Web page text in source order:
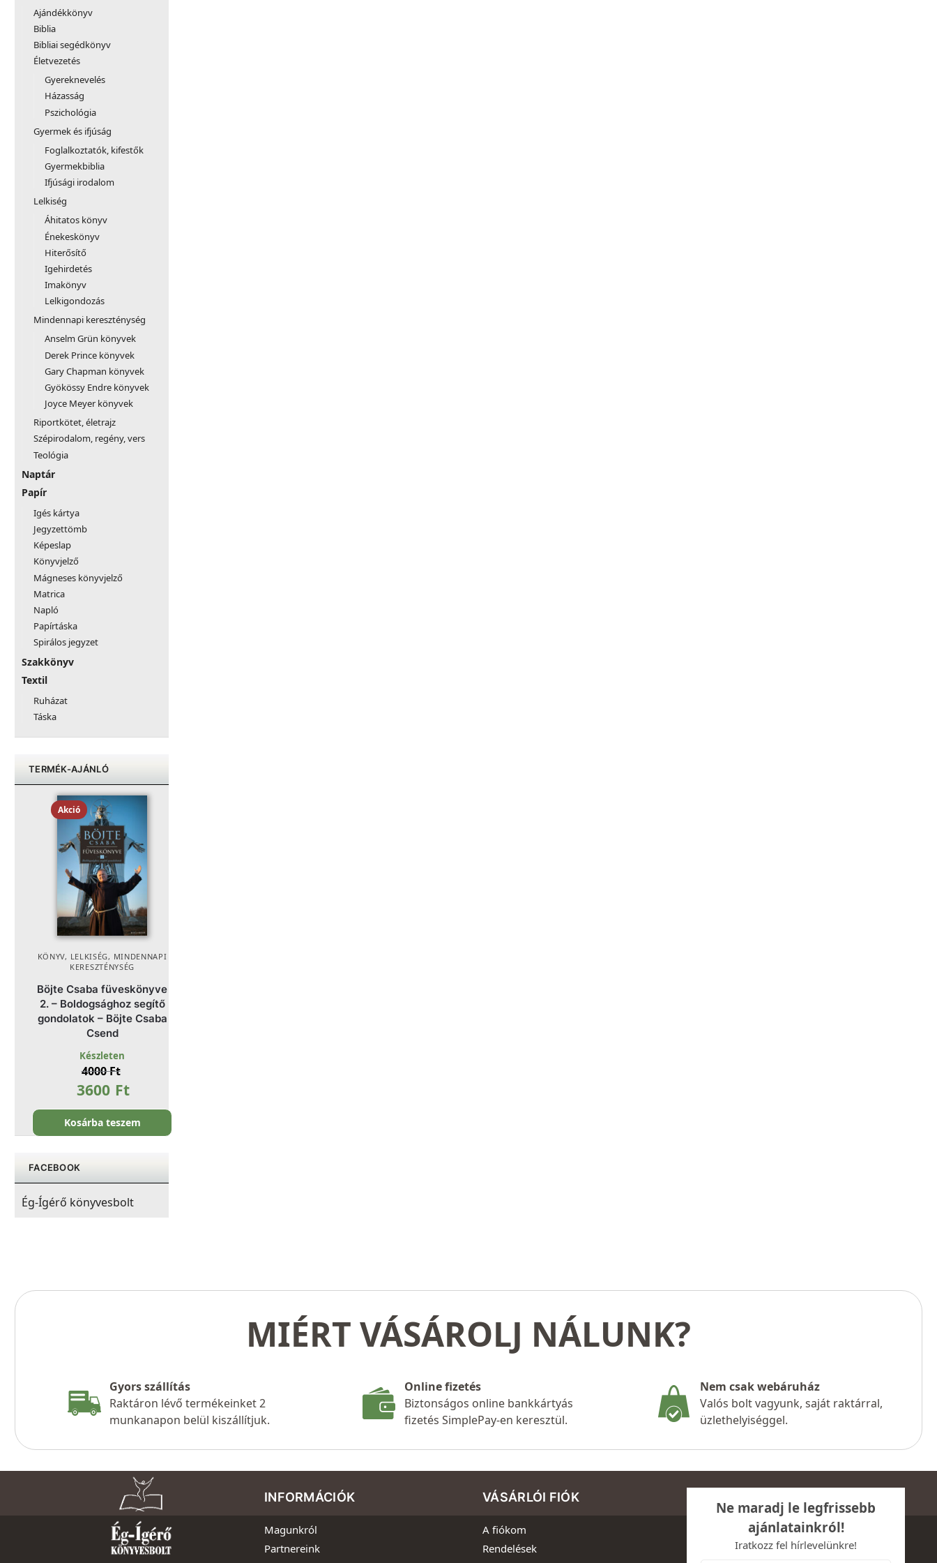
Ajándékkönyv
Biblia
Bibliai segédkönyv
Életvezetés
Gyereknevelés
Házasság
Pszichológia
Gyermek és ifjúság
Foglalkoztatók, kifestők
Gyermekbiblia
Ifjúsági irodalom
Lelkiség
Áhitatos könyv
Énekeskönyv
Hiterősítő
Igehirdetés
Imakönyv
Lelkigondozás
Mindennapi kereszténység
Anselm Grün könyvek
Derek Prince könyvek
Gary Chapman könyvek
Gyökössy Endre könyvek
Joyce Meyer könyvek
Riportkötet, életrajz
Szépirodalom, regény, vers
Teológia
Naptár
Papír
Igés kártya
Jegyzettömb
Képeslap
Könyvjelző
Mágneses könyvjelző
Matrica
Napló
Papírtáska
Spirálos jegyzet
Szakkönyv
Textil
Ruházat
Táska
TERMÉK-AJÁNLÓ
Akció
KÖNYV, LELKISÉG, MINDENNAPI
KERESZTÉNYSÉG
Böjte Csaba füveskönyve
2. – Boldogsághoz segítő
gondolatok – Böjte Csaba
Csend
Készleten
4000Ft
3600 Ft
Kosárba teszem
FACEBOOK
Ég-Ígérő könyvesbolt
MIÉRT VÁSÁROLJ NÁLUNK?
Gyors szállítás
Raktáron lévő termékeinket 2
munkanapon belül kiszállítjuk.
Online fizetés
Biztonságos online bankkártyás
fizetés SimplePay-en keresztül.
Nem csak webáruház
Valós bolt vagyunk, saját raktárral,
üzlethelyiséggel.
INFORMÁCIÓK
Magunkról
Partnereink
VÁSÁRLÓI FIÓK
A fiókom
Rendelések
Ne maradj le legfrissebb
ajánlatainkról!
Iratkozz fel hírlevelünkre!